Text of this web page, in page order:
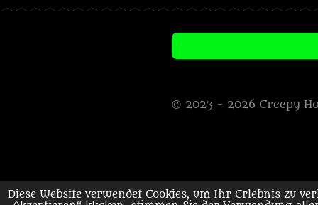
Diese Website verwendet Cookies, um Ihr Erlebnis zu
© 2023 - 2026 Creepy